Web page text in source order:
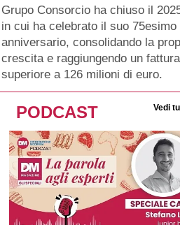
Grupo Consorcio ha chiuso il
in cui ha celebrato il suo 75esimo
anniversario, consolidando la
crescita e raggiungendo un
superiore a 126 milioni di euro.
PODCAST Vedi